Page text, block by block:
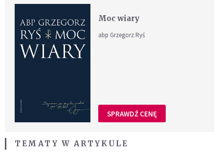
Moc wiary
abp Grzegorz Ryś
SPRAWDŹ CENĘ
TEMATY W ARTYKULE